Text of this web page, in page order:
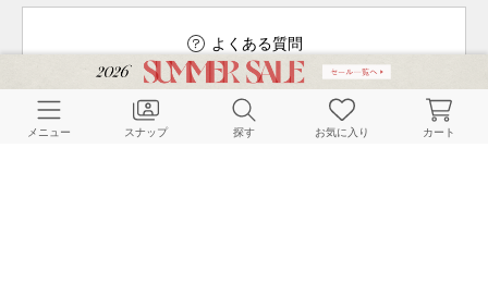
よくある質問
メニュー スナップ 探す お気に入り カート